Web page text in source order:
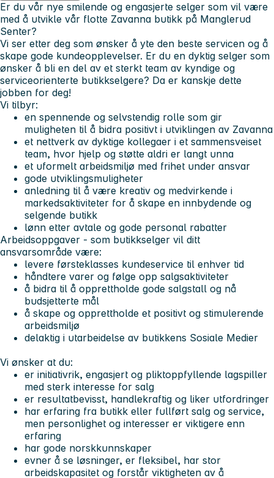
Er du vår nye smilende og engasjerte selger som vil være
med å utvikle vår flotte Zavanna butikk på Manglerud
Senter?
Vi ser etter deg som ønsker å yte den beste servicen og å
skape gode kundeopplevelser. Er du en dyktig selger som
ønsker å bli en del av et sterkt team av kyndige og
serviceorienterte butikkselgere? Da er kanskje dette
jobben for deg!
Vi tilbyr:
en spennende og selvstendig rolle som gir
muligheten til å bidra positivt i utviklingen av Zavanna
et nettverk av dyktige kollegaer i et sammensveiset
team, hvor hjelp og støtte aldri er langt unna
et uformelt arbeidsmiljø med frihet under ansvar
gode utviklingsmuligheter
anledning til å være kreativ og medvirkende i
markedsaktiviteter for å skape en innbydende og
selgende butikk
lønn etter avtale og gode personal rabatter
Arbeidsoppgaver - som butikkselger vil ditt
ansvarsområde være:
levere førsteklasses kundeservice til enhver tid
håndtere varer og følge opp salgsaktiviteter
å bidra til å opprettholde gode salgstall og nå
budsjetterte mål
å skape og opprettholde et positivt og stimulerende
arbeidsmiljø
delaktig i utarbeidelse av butikkens Sosiale Medier
Vi ønsker at du:
er initiativrik, engasjert og pliktoppfyllende lagspiller
med sterk interesse for salg
er resultatbevisst, handlekraftig og liker utfordringer
har erfaring fra butikk eller fullført salg og service,
men personlighet og interesser er viktigere enn
erfaring
har gode norskkunnskaper
evner å se løsninger, er fleksibel, har stor
arbeidskapasitet og forstår viktigheten av å